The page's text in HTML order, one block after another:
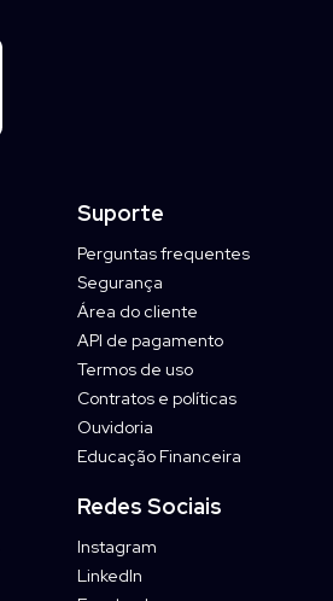
Suporte
Perguntas frequentes
Segurança
Área do cliente
API de pagamento
Termos de uso
Contratos e políticas
Ouvidoria
Educação Financeira
Redes Sociais
Instagram
LinkedIn